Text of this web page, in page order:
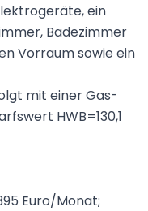
ein
Badezimmer
Vorraum sowie ein
mit einer Gas-
HWB=130,1
Euro/Monat;